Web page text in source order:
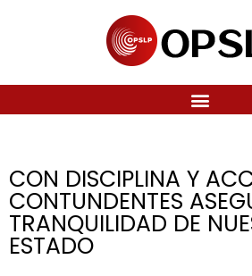
CON DISCIPLINA Y
CONTUNDENTES
TRANQUILIDAD DE
ESTADO